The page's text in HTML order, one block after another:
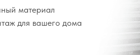
материал
для вашего дома